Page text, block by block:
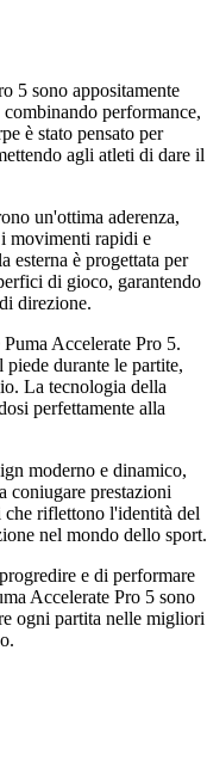
5 sono appositamente
performance,
è stato pensato per
agli atleti di dare il
un'ottima aderenza,
movimenti rapidi e
esterna è progettata per
di gioco, garantendo
direzione.
Accelerate Pro 5.
durante le partite,
La tecnologia della
perfettamente alla
moderno e dinamico,
coniugare prestazioni
che riflettono l'identità del
nel mondo dello sport.
e di performare
Accelerate Pro 5 sono
ogni partita nelle migliori